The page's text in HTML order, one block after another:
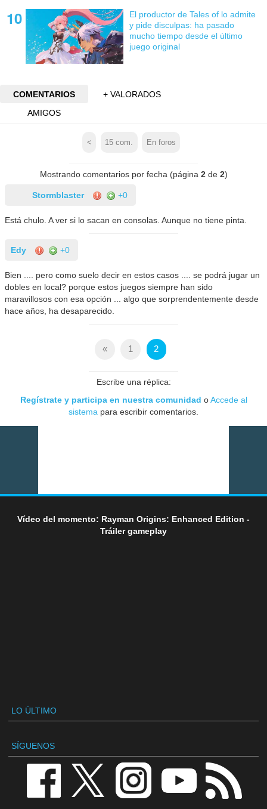
El productor de Tales of lo admite
y pide disculpas: ha pasado
mucho tiempo desde el último
juego original
COMENTARIOS
+ VALORADOS
AMIGOS
< 15 com. En foros
Mostrando comentarios por fecha (página 2de 2)
Stormblaster +0
Está chulo. A ver si lo sacan en consolas. Aunque no tiene pinta.
Edy +0
Bien .... pero como suelo decir en estos casos .... se podrá jugar un
dobles en local? porque estos juegos siempre han sido
maravillosos con esa opción ... algo que sorprendentemente desde
hace años, ha desaparecido.
« 1 2
Escribe una réplica:
Regístrate y participa en nuestra comunidad oAccede al
sistema para escribir comentarios.
Vídeo del momento: Rayman Origins: Enhanced Edition -
Tráiler gameplay
LO ÚLTIMO
SÍGUENOS